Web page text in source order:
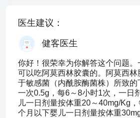
医生建议：
健客医生
你好！很荣幸为你解答这个问题。
可以吃阿莫西林胶囊的。阿莫西林
于敏感菌（内酰胺酶菌株）所致的
一次0.5g，每6～8小时1次，一日
儿一日剂量按体重20～40mg/Kg
个月以下婴儿一日剂量按体重